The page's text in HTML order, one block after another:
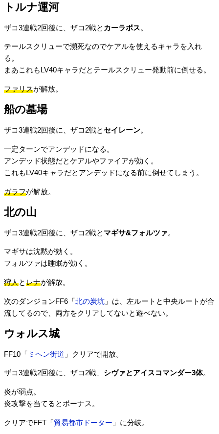
トルナ運河
ザコ3連戦2回後に、ザコ2戦と カーラボス。
テールスクリューで瀕死なのでケアルを使えるキャラを入れ
る。
まあこれもLV40キャラだとテールスクリュー発動前に倒せる。
ファリスが解放。
船の墓場
ザコ3連戦2回後に、ザコ2戦と セイレーン。
一定ターンでアンデッドになる。
アンデッド状態だとケアルやファイアが効く。
これもLV40キャラだとアンデッドになる前に倒せてしまう。
ガラフが解放。
北の山
ザコ3連戦2回後に、ザコ2戦と マギサ&フォルツァ。
マギサは沈黙が効く。
フォルツァは睡眠が効く。
狩人とレナが解放。
次のダンジョンFF6「北の炭坑 」は、左ルートと中央ルートが合
流してるので、両方をクリアしてないと遊べない。
ウォルス城
FF10「 ミヘン街道 」クリアで開放。
ザコ3連戦2回後に、ザコ2戦、 シヴァとアイスコマンダー3体。
炎が弱点。
炎攻撃を当てるとボーナス。
クリアでFFT「 貿易都市ドーター 」に分岐。